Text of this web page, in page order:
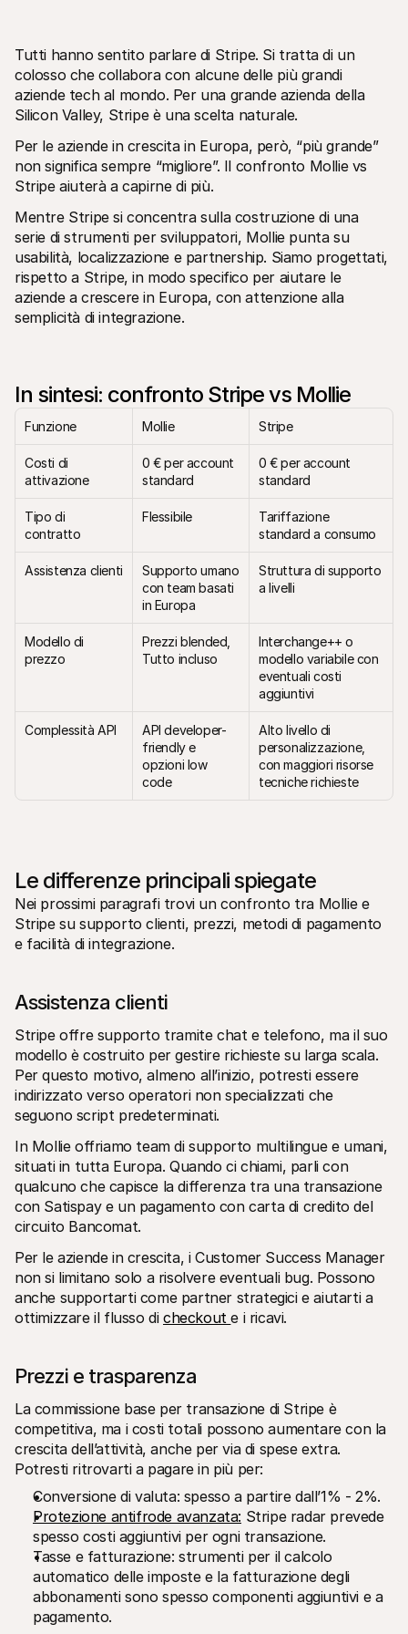
Portale sviluppatori
Scopri le risorse per sviluppatori e gli aggiornamenti
Librerie
Integra Mollie con librerie pronte all'uso
Comunità di Discord
Entra nella nostra comunità di sviluppatori
Informazioni su Mollie
Prezzi
Scopri i nostri prezzi
Chi siamo
Scopri di più sulla nostra storia e
valori
Notizie
assumendo!
Contatta
Per acquirenti
Scopri perché Mollie è sul tuo estratto conto bancario
Per i clienti di Mollie
Contatta il nostro team di supporto clienti
Contatta vendite
Tutti hanno sentito parlare di Stripe. Si tratta di un
colosso che collabora con alcune delle più grandi
aziende tech al mondo. Per una grande azienda della
Silicon Valley, Stripe è una scelta naturale.
Per le aziende in crescita in Europa, però, “più grande”
non significa sempre “migliore”. Il confronto Mollie vs
Stripe aiuterà a capirne di più.
Mentre Stripe si concentra sulla costruzione di una
serie di strumenti per sviluppatori, Mollie punta su
usabilità, localizzazione e partnership. Siamo progettati,
rispetto a Stripe, in modo specifico per aiutare le
aziende a crescere in Europa, con attenzione alla
semplicità di integrazione.
In sintesi: confronto Stripe vs Mollie
Funzione Mollie Stripe
Costi di
attivazione
0 € per account
standard
0 € per account
standard
Tipo di
contratto
Flessibile
Tariffazione
standard a consumo
Assistenza clienti
Supporto umano
con team basati
in Europa
Struttura di supporto
a livelli
Modello di
prezzo
Prezzi blended,
Tutto incluso
Interchange++ o
modello variabile con
eventuali costi
aggiuntivi
Complessità API
API developer-
friendly e
opzioni low
code
Alto livello di
personalizzazione,
con maggiori risorse
tecniche richieste
Le differenze principali spiegate
Nei prossimi paragrafi trovi un confronto tra Mollie e
Stripe su supporto clienti, prezzi, metodi di pagamento
e facilità di integrazione.
Assistenza clienti
Stripe offre supporto tramite chat e telefono, ma il suo
modello è costruito per gestire richieste su larga scala.
Per questo motivo, almeno all’inizio, potresti essere
indirizzato verso operatori non specializzati che
seguono script predeterminati.
In Mollie offriamo team di supporto multilingue e umani,
situati in tutta Europa. Quando ci chiami, parli con
qualcuno che capisce la differenza tra una transazione
con Satispay e un pagamento con carta di credito del
circuito Bancomat.
Per le aziende in crescita, i Customer Success Manager
non si limitano solo a risolvere eventuali bug. Possono
anche supportarti come partner strategici e aiutarti a
ottimizzare il flusso di checkout e i ricavi.
Prezzi e trasparenza
La commissione base per transazione di Stripe è
competitiva, ma i costi totali possono aumentare con la
crescita dell’attività, anche per via di spese extra.
Potresti ritrovarti a pagare in più per:
Conversione di valuta: spesso a partire dall’1% - 2%.
Protezione antifrode avanzata: Stripe radar prevede
spesso costi aggiuntivi per ogni transazione.
Tasse e fatturazione: strumenti per il calcolo
automatico delle imposte e la fatturazione degli
abbonamenti sono spesso componenti aggiuntivi e a
pagamento.